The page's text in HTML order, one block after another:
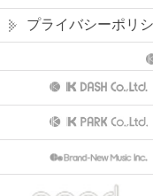
プライバシーポリ